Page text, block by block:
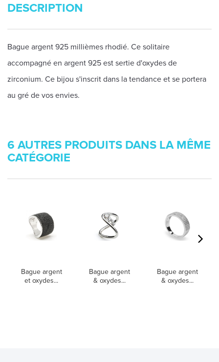
DESCRIPTION
Bague argent 925 millièmes rhodié. Ce solitaire
accompagné en argent 925 est sertie d'oxydes de
zirconium. Ce bijou s'inscrit dans la tendance et se portera
au gré de vos envies.
6 AUTRES PRODUITS DANS LA MÊME
CATÉGORIE
Bague argent
et oxydes...
Bague argent
& oxydes...
Bague argent
& oxydes...